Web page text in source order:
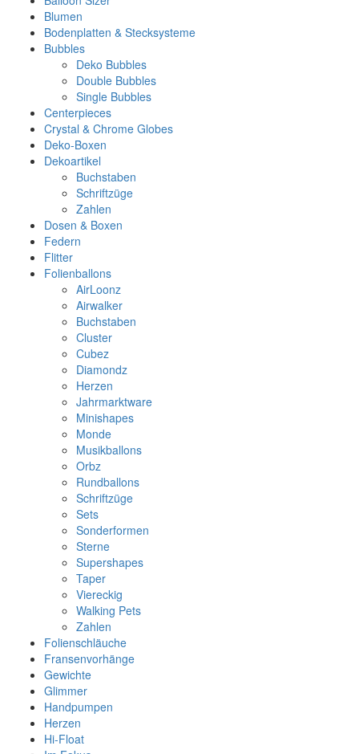
Blumen
Bodenplatten & Stecksysteme
Bubbles
Deko Bubbles
Double Bubbles
Single Bubbles
Centerpieces
Crystal & Chrome Globes
Deko-Boxen
Dekoartikel
Buchstaben
Schriftzüge
Zahlen
Dosen & Boxen
Federn
Flitter
Folienballons
AirLoonz
Airwalker
Buchstaben
Cluster
Cubez
Diamondz
Herzen
Jahrmarktware
Minishapes
Monde
Musikballons
Orbz
Rundballons
Schriftzüge
Sets
Sonderformen
Sterne
Supershapes
Taper
Viereckig
Walking Pets
Zahlen
Folienschläuche
Fransenvorhänge
Gewichte
Glimmer
Handpumpen
Herzen
Hi-Float